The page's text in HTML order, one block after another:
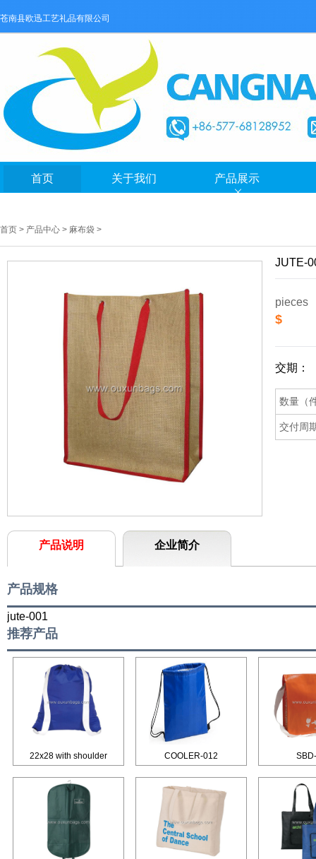
苍南县欧迅工艺礼品有限公司
首页 关于我们 产品展示
首页 > 产品中心 > 麻布袋 >
JUTE-
pieces
$
交期：
数量（
交付周
产品说明 企业简介
产品规格
jute-001
推荐产品
22x28 with shoulder COOLER-012